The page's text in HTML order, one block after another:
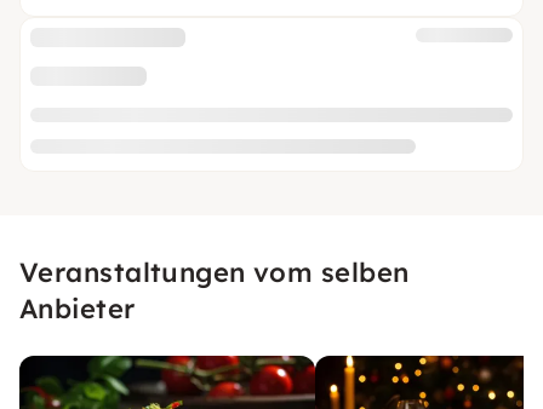
Veranstaltungen vom selben
Anbieter